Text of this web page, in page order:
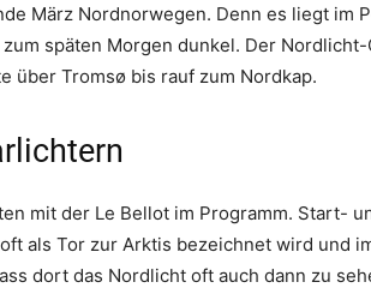
März Nordnorwegen. Denn es liegt im
späten Morgen dunkel. Der
über Tromsø bis rauf zum Nordkap.
mit der Le Bellot im Programm. Start-
als Tor zur Arktis bezeichnet wird und
dort das Nordlicht oft auch dann zu